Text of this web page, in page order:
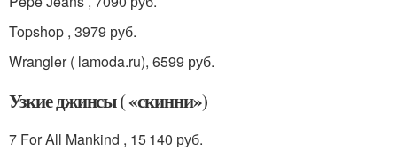
Topshop , 3979 руб.
Wrangler ( lamoda.ru), 6599 руб.
Узкие джинсы ( «скинни»)
7 For All Mankind , 15 140 руб.